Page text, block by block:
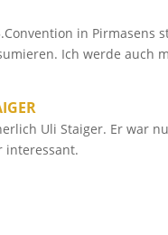
in
Ich werde auch
Uli Staiger. Er war
interessant.